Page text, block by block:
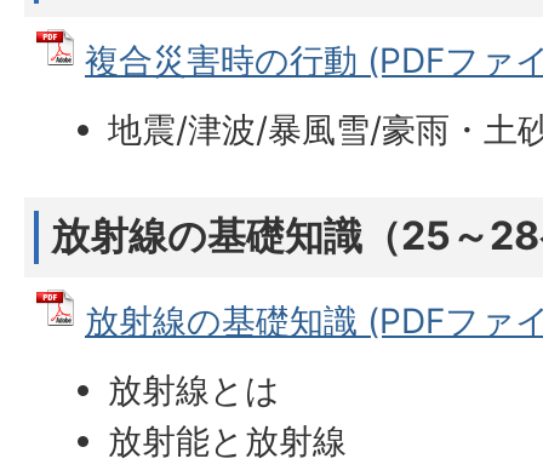
複合災害時の行動 (PDFファ
地震/津波/暴風雪/豪雨・土
放射線の基礎知識（25～
放射線の基礎知識 (PDFファ
放射線とは
放射能と放射線